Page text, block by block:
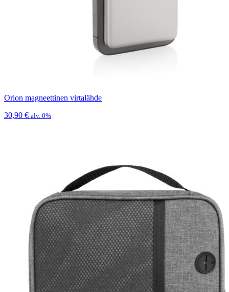
Orion magneettinen virtalähde
30,90 € alv. 0%